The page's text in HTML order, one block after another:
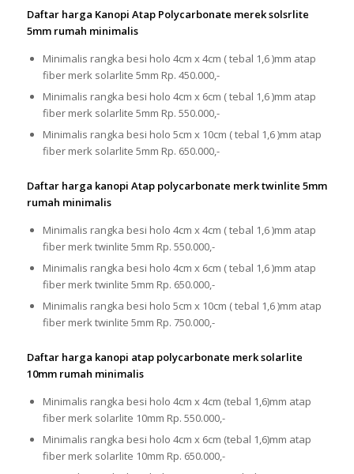
Daftar harga Kanopi Atap Polycarbonate merek solsrlite
5mm rumah minimalis
Minimalis rangka besi holo 4cm x 4cm ( tebal 1,6 )mm atap
fiber merk solarlite 5mm Rp. 450.000,-
Minimalis rangka besi holo 4cm x 6cm ( tebal 1,6 )mm atap
fiber merk solarlite 5mm Rp. 550.000,-
Minimalis rangka besi holo 5cm x 10cm ( tebal 1,6 )mm atap
fiber merk solarlite 5mm Rp. 650.000,-
Daftar harga kanopi Atap polycarbonate merk twinlite 5mm
rumah minimalis
Minimalis rangka besi holo 4cm x 4cm ( tebal 1,6 )mm atap
fiber merk twinlite 5mm Rp. 550.000,-
Minimalis rangka besi holo 4cm x 6cm ( tebal 1,6 )mm atap
fiber merk twinlite 5mm Rp. 650.000,-
Minimalis rangka besi holo 5cm x 10cm ( tebal 1,6 )mm atap
fiber merk twinlite 5mm Rp. 750.000,-
Daftar harga kanopi atap polycarbonate merk solarlite
10mm rumah minimalis
Minimalis rangka besi holo 4cm x 4cm (tebal 1,6)mm atap
fiber merk solarlite 10mm Rp. 550.000,-
Minimalis rangka besi holo 4cm x 6cm (tebal 1,6)mm atap
fiber merk solarlite 10mm Rp. 650.000,-